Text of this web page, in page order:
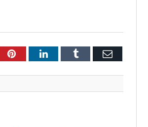
PinterestLinkedInTumblr Email